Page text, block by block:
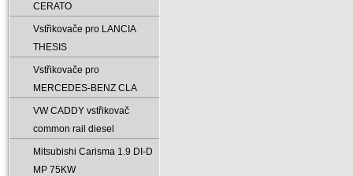
CERATO
Vstřikovače pro LANCIA
THESIS
Vstřikovače pro
MERCEDES-BENZ CLA
VW CADDY vstřikovač
common rail diesel
Mitsubishi Carisma 1.9 DI-D
MP 75KW